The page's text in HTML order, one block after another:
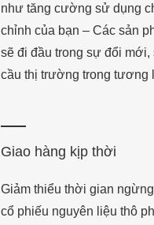
như tăng cường sử dụng
chỉnh của bạn – Các sản
sẽ đi đầu trong sự đổi mới,
cầu thị trường trong tương
Giao hàng kịp thời
Giảm thiểu thời gian
cổ phiếu nguyên liệu thô